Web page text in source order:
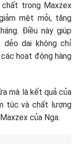
trong Maxzex
mệt mỏi, tăng
Điều này giúp
dẻo dai không chỉ
hoạt động hàng
mà là kết quả của
túc và chất lượng
của Nga.